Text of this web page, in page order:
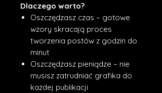
Dlaczego warto?
Oszczędzasz czas – gotowe
wzory skracają proces
tworzenia postów z godzin do
minut
Oszczędzasz pieniądze – nie
musisz zatrudniać grafika do
każdej publikacji